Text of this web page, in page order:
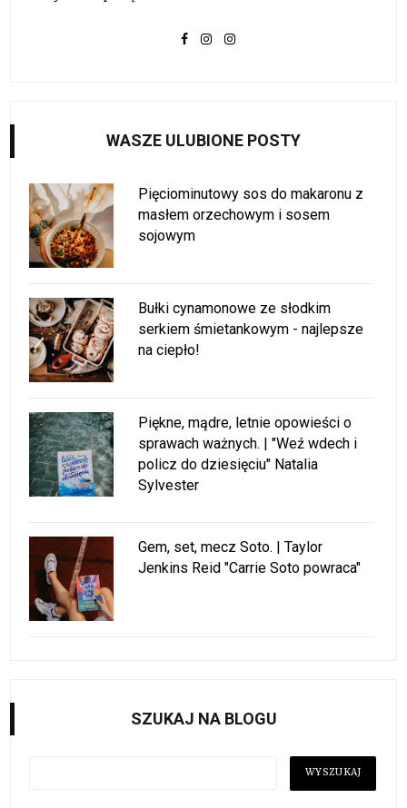
WASZE ULUBIONE POSTY
Pięciominutowy sos do makaronu z
masłem orzechowym i sosem
sojowym
Bułki cynamonowe ze słodkim
serkiem śmietankowym - najlepsze
na ciepło!
Piękne, mądre, letnie opowieści o
sprawach ważnych. | "Weź wdech i
policz do dziesięciu" Natalia
Sylvester
Gem, set, mecz Soto. | Taylor
Jenkins Reid "Carrie Soto powraca"
SZUKAJ NA BLOGU